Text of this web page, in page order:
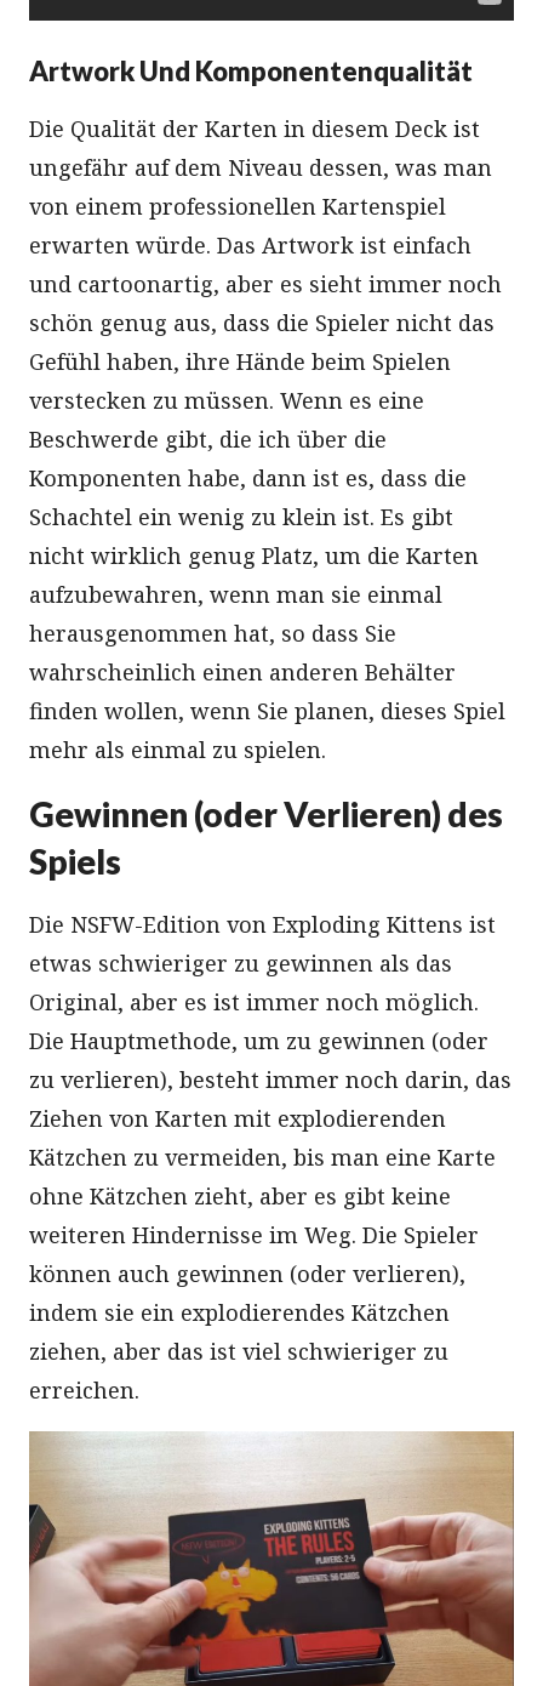
Artwork Und Komponentenqualität
Die Qualität der Karten in diesem Deck ist
ungefähr auf dem Niveau dessen, was man
von einem professionellen Kartenspiel
erwarten würde. Das Artwork ist einfach
und cartoonartig, aber es sieht immer noch
schön genug aus, dass die Spieler nicht das
Gefühl haben, ihre Hände beim Spielen
verstecken zu müssen. Wenn es eine
Beschwerde gibt, die ich über die
Komponenten habe, dann ist es, dass die
Schachtel ein wenig zu klein ist. Es gibt
nicht wirklich genug Platz, um die Karten
aufzubewahren, wenn man sie einmal
herausgenommen hat, so dass Sie
wahrscheinlich einen anderen Behälter
finden wollen, wenn Sie planen, dieses Spiel
mehr als einmal zu spielen.
Gewinnen (oder Verlieren) des
Spiels
Die NSFW-Edition von Exploding Kittens ist
etwas schwieriger zu gewinnen als das
Original, aber es ist immer noch möglich.
Die Hauptmethode, um zu gewinnen (oder
zu verlieren), besteht immer noch darin, das
Ziehen von Karten mit explodierenden
Kätzchen zu vermeiden, bis man eine Karte
ohne Kätzchen zieht, aber es gibt keine
weiteren Hindernisse im Weg. Die Spieler
können auch gewinnen (oder verlieren),
indem sie ein explodierendes Kätzchen
ziehen, aber das ist viel schwieriger zu
erreichen.